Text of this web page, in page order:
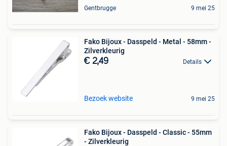
Gentbrugge 9 mei 25
Fako Bijoux - Dasspeld - Metal - 58mm -
Zilverkleurig
€ 2,49 Details
Bezoek website 9 mei 25
Fako Bijoux - Dasspeld - Classic - 55mm
- Zilverkleurig